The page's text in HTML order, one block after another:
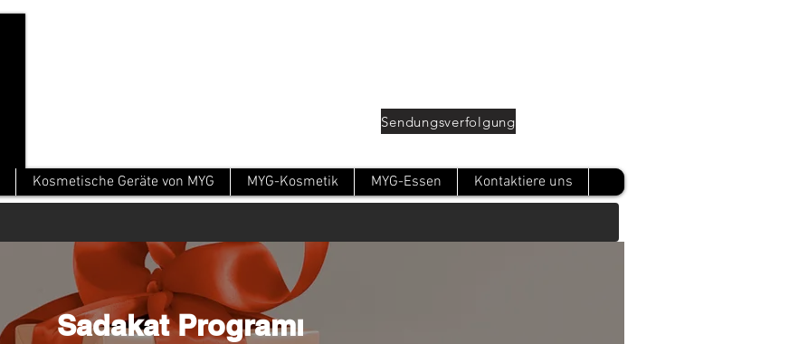
Sendungsverfolgung
Kosmetische Geräte von MYG MYG-Kosmetik MYG-Essen Kontaktiere uns
Sadakat Programı